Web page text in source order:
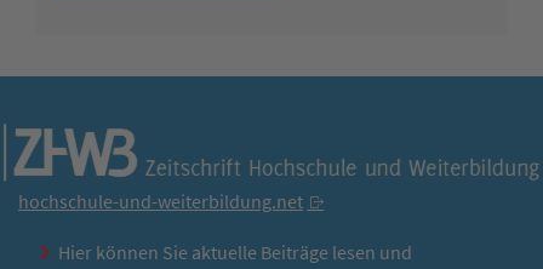
hochschule-und-weiterbildung.net
Hier können Sie aktuelle Beiträge lesen und